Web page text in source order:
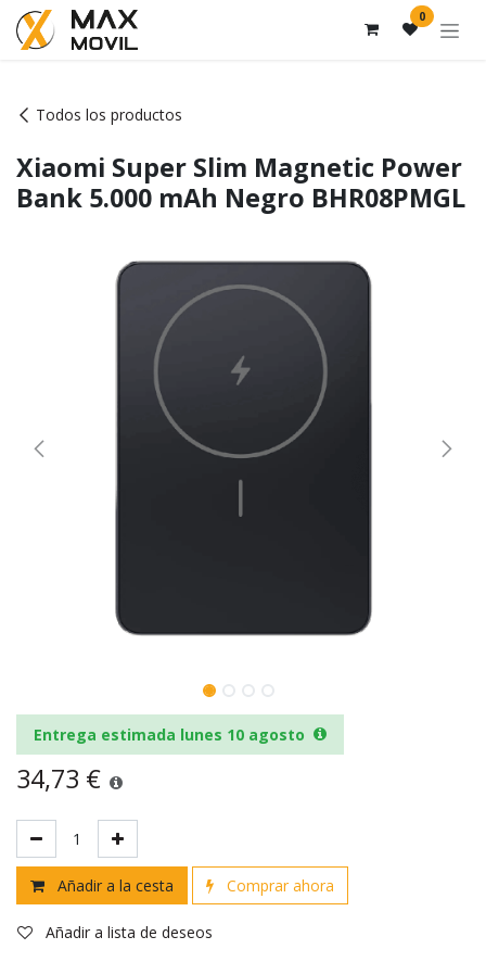
Ir al contenido 0
Todos los productos
Xiaomi Super Slim Magnetic Power
Bank 5.000 mAh Negro BHR08PMGL
Entrega estimada lunes 10 agosto
34,73 €
Añadir a la cesta Comprar ahora
Añadir a lista de deseos